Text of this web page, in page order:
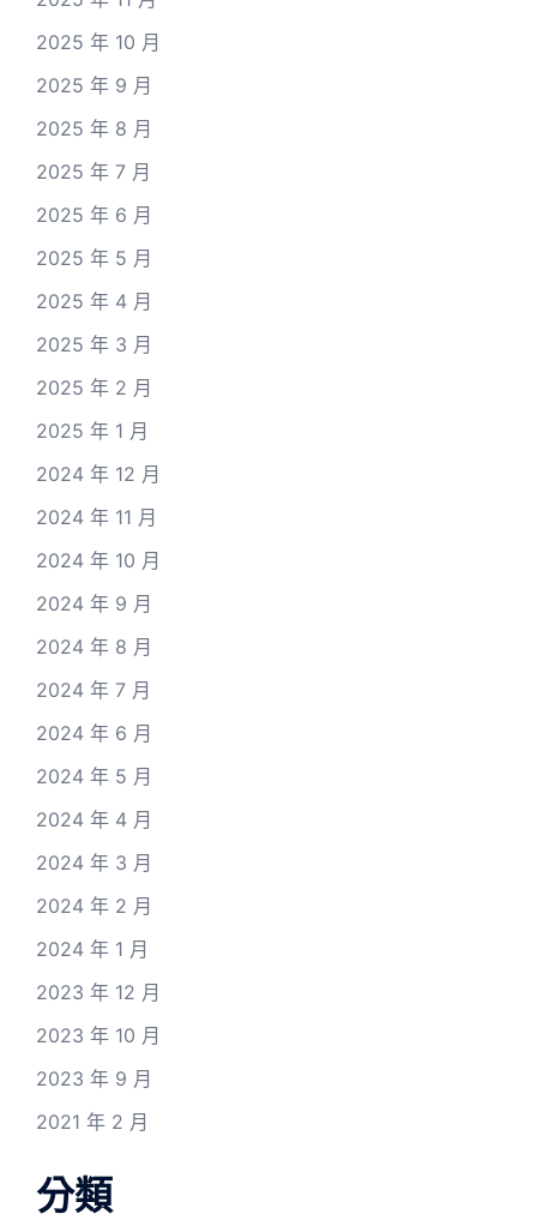
2025 年 10 月
2025 年 9 月
2025 年 8 月
2025 年 7 月
2025 年 6 月
2025 年 5 月
2025 年 4 月
2025 年 3 月
2025 年 2 月
2025 年 1 月
2024 年 12 月
2024 年 11 月
2024 年 10 月
2024 年 9 月
2024 年 8 月
2024 年 7 月
2024 年 6 月
2024 年 5 月
2024 年 4 月
2024 年 3 月
2024 年 2 月
2024 年 1 月
2023 年 12 月
2023 年 10 月
2023 年 9 月
2021 年 2 月
分類